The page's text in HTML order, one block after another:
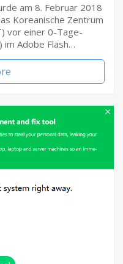
am 8. Februar 2018
Koreanische Zentrum
vor einer 0-Tage-
im Adobe Flash…